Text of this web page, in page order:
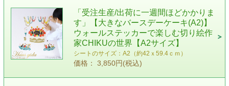
「受注生産/出荷に一週間ほどかかりま
す」【大きなバースデーケーキ(A2)】
ウォールステッカーで楽しむ切り絵作
家CHIKUの世界【A2サイズ】
シートのサイズ：A2（約42ｘ59.4ｃｍ）
価格： 3,850円(税込)